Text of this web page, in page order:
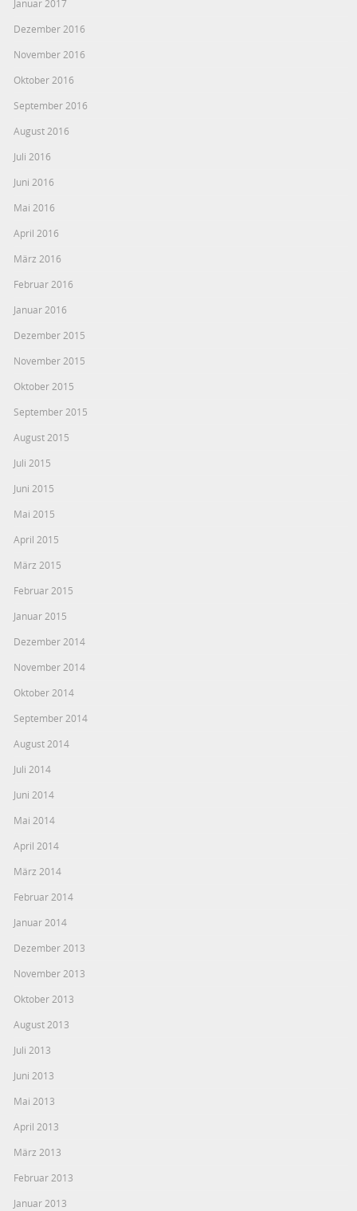
Januar 2017
Dezember 2016
November 2016
Oktober 2016
September 2016
August 2016
Juli 2016
Juni 2016
Mai 2016
April 2016
März 2016
Februar 2016
Januar 2016
Dezember 2015
November 2015
Oktober 2015
September 2015
August 2015
Juli 2015
Juni 2015
Mai 2015
April 2015
März 2015
Februar 2015
Januar 2015
Dezember 2014
November 2014
Oktober 2014
September 2014
August 2014
Juli 2014
Juni 2014
Mai 2014
April 2014
März 2014
Februar 2014
Januar 2014
Dezember 2013
November 2013
Oktober 2013
August 2013
Juli 2013
Juni 2013
Mai 2013
April 2013
März 2013
Februar 2013
Januar 2013